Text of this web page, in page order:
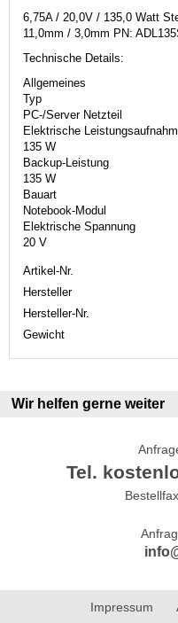
6,75A / 20,0V / 135,0 Watt
11,0mm / 3,0mm PN:
Technische Details:
Allgemeines
Typ
PC-/Server Netzteil
Elektrische
135 W
Backup-Leistung
135 W
Bauart
Notebook-Modul
Elektrische Spannung
20 V
Artikel-Nr.
Hersteller
Hersteller-Nr.
Gewicht
Wir helfen gerne weiter
Tel.
Impressum